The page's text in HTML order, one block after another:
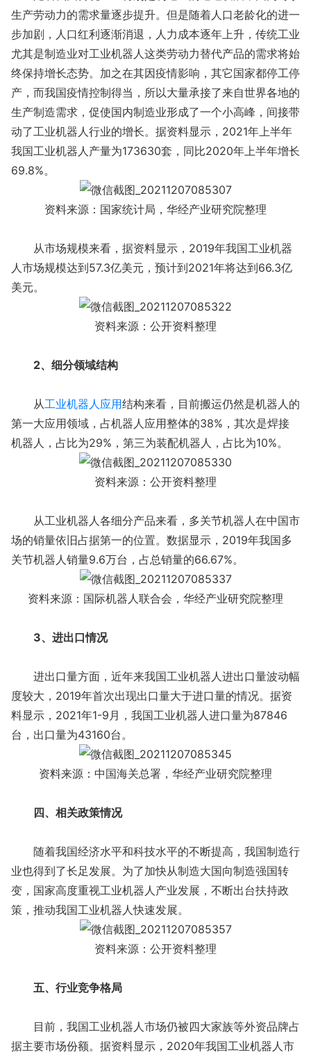
生产劳动力的需求量逐步提升。但是随着人口老龄化的进一
步加剧，人口红利逐渐消退，人力成本逐年上升，传统工业
尤其是制造业对工业机器人这类劳动力替代产品的需求将始
终保持增长态势。加之在其因疫情影响，其它国家都停工停
产，而我国疫情控制得当，所以大量承接了来自世界各地的
生产制造需求，促使国内制造业形成了一个小高峰，间接带
动了工业机器人行业的增长。据资料显示，2021年上半年
我国工业机器人产量为173630套，同比2020年上半年增长
69.8%。
资料来源：国家统计局，华经产业研究院整理
从市场规模来看，据资料显示，2019年我国工业机器
人市场规模达到57.3亿美元，预计到2021年将达到66.3亿
美元。
资料来源：公开资料整理
2、细分领域结构
从工业机器人应用结构来看，目前搬运仍然是机器人的
第一大应用领域，占机器人应用整体的38%，其次是焊接
机器人，占比为29%，第三为装配机器人，占比为10%。
资料来源：公开资料整理
从工业机器人各细分产品来看，多关节机器人在中国市
场的销量依旧占据第一的位置。数据显示，2019年我国多
关节机器人销量9.6万台，占总销量的66.67%。
资料来源：国际机器人联合会，华经产业研究院整理
3、进出口情况
进出口量方面，近年来我国工业机器人进出口量波动幅
度较大，2019年首次出现出口量大于进口量的情况。据资
料显示，2021年1-9月，我国工业机器人进口量为87846
台，出口量为43160台。
资料来源：中国海关总署，华经产业研究院整理
四、相关政策情况
随着我国经济水平和科技水平的不断提高，我国制造行
业也得到了长足发展。为了加快从制造大国向制造强国转
变，国家高度重视工业机器人产业发展，不断出台扶持政
策，推动我国工业机器人快速发展。
资料来源：公开资料整理
五、行业竞争格局
目前，我国工业机器人市场仍被四大家族等外资品牌占
据主要市场份额。据资料显示，2020年我国工业机器人市